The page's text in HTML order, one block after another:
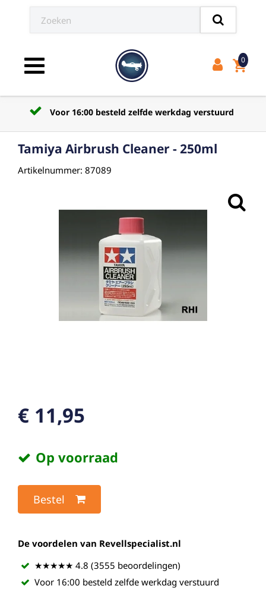
Toggle navigation shopping_cart
0
Voor 16:00 besteld zelfde werkdag verstuurd
Tamiya Airbrush Cleaner - 250ml
Artikelnummer: 87089
€ 11,95
Op voorraad
Bestel
De voordelen van Revellspecialist.nl
★★★★★ 4.8 (3555 beoordelingen)
Voor 16:00 besteld zelfde werkdag verstuurd